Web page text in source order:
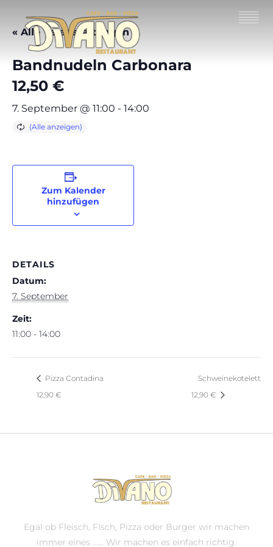
« Alle Veranstaltungen
Bandnudeln Carbonara
12,50 €
7. September @ 11:00 - 14:00
Zum Kalender
hinzufügen
DETAILS
Datum:
7. September
Zeit:
11:00 - 14:00
Pizza Contadina
12,90 €
Schweinekotelett
12,90 €
Egal ob Fleisch, FIsch, Pizza oder Burger wir machen
immer eines ...... Wir machen es einfach richtig.